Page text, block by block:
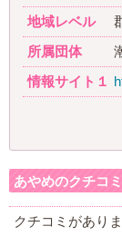
地域レベル
所属団体
情報サイト１
あやめのクチコミ
クチコミがあり